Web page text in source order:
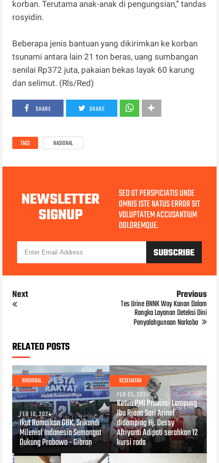
korban. Terutama anak-anak di pengungsian,” tandas
rosyidin.
Beberapa jenis bantuan yang dikirimkan ke korban
tsunami antara lain 21 ton beras, uang sumbangan
senilai Rp372 juta, pakaian bekas layak 60 karung
dan selimut. (Rls/Red)
SHARE SHARE
TAGS NASIONAL
NEWSLETTER
SIGNUP
SED UT PERSPICIATIS UNDE
OMNIS ISTE NATUS ERROR SIT
VOLUPTATEM ACCUSANTIUM
DOLOREMQUE.
Next Previous
Tes Urine BNNK Way Kanan Dalam
Rangka Layanan Deteksi Dini
Penyalahgunaan Narkoba
RELATED POSTS
NASIONAL
FEB 10, 2024
Ikut Ramaikan GBK, Srikandi
Milenial Indonesia Semangat
Dukung Prabowo - Gibran
KESEHATAN
FEB 05, 2024
Ketua PMI Provinsi Lampung
Ibu Riana Sari Arinal
didamping Hj. Dessy
Afriyanti Adipati serahkan 12
kursi roda